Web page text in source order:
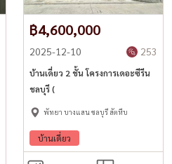
3-5%
฿4,600,000
2025-12-10 253
บ้านเดี่ยว 2 ชั้น โครงการเดอะซีรีน
ชลบุรี (
พัทยา บางแสน ชลบุรี สัตหีบ
บ้านเดี่ยว